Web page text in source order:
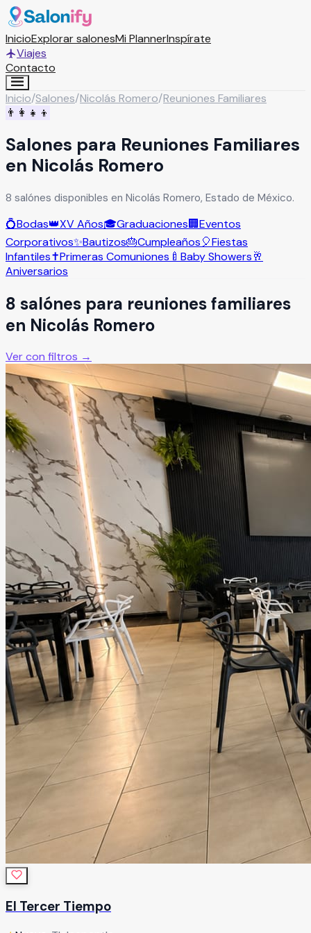
InicioExplorar salonesMi PlannerInspírate
Viajes
Contacto
Inicio/Salones/Nicolás Romero/Reuniones Familiares
👨‍👩‍👧‍👦
Salones para Reuniones Familiares
en Nicolás Romero
8 salónes disponibles en Nicolás Romero, Estado de México.
💍Bodas👑XV Años🎓Graduaciones🏢Eventos
Corporativos✨Bautizos🎂Cumpleaños🎈Fiestas
Infantiles✝️Primeras Comuniones 🍼 Baby Showers🥂
Aniversarios
8 salónes para reuniones familiares
en Nicolás Romero
Ver con filtros →
El Tercer Tiempo